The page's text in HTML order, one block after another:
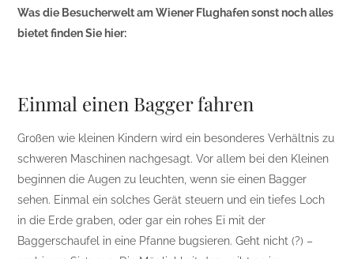
Was die Besucherwelt am Wiener Flughafen sonst noch alles
bietet finden Sie hier:
Einmal einen Bagger fahren
Großen wie kleinen Kindern wird ein besonderes Verhältnis zu
schweren Maschinen nachgesagt. Vor allem bei den Kleinen
beginnen die Augen zu leuchten, wenn sie einen Bagger
sehen. Einmal ein solches Gerät steuern und ein tiefes Loch
in die Erde graben, oder gar ein rohes Ei mit der
Baggerschaufel in eine Pfanne bugsieren. Geht nicht (?) –